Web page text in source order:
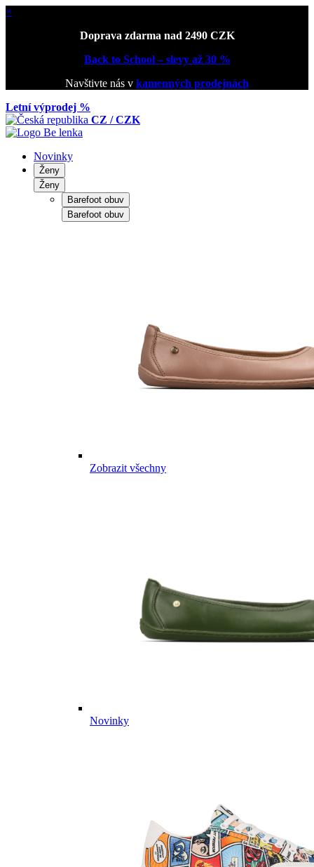
×
Doprava zdarma nad 2490 CZK
Back to School – slevy až 30 %
Navštivte nás v kamenných prodejnách
Letní výprodej %
CZ / CZK
Novinky
Ženy
Ženy
Barefoot obuv
Barefoot obuv
Zobrazit všechny
Novinky